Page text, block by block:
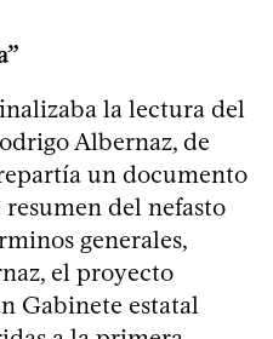
la lectura del
Albernaz, de
un documento
del nefasto
generales,
el proyecto
Gabinete estatal